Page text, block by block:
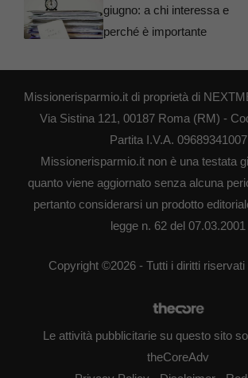
giugno: a chi interessa e
perché è importante
Missionerisparmio.it di proprietà di
Via Sistina 121, 00187 Roma (RM) -
Partita I.V.A. 09689341007
Missionerisparmio.it non è una testata
quanto viene aggiornato senza alcuna
pertanto considerarsi un prodotto
legge n. 62 del 07.03.2001
Copyright ©2026 - Tutti i diritti riservati
Le attività pubblicitarie su questo sito
theCoreAdv